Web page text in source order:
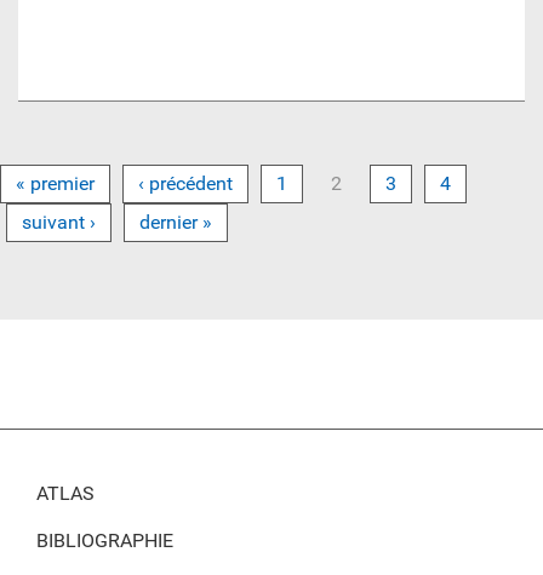
« premier ‹ précédent 1 2 3
4
suivant ›
dernier »
ATLAS
BIBLIOGRAPHIE